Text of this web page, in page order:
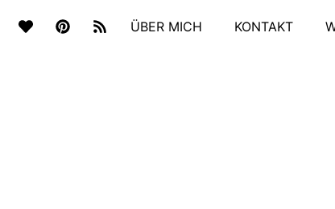
ÜBER MICH KONTAKT